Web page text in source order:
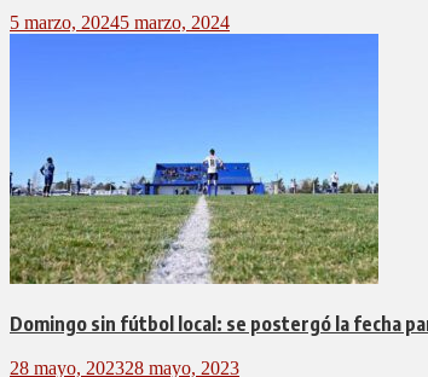
5 marzo, 20245 marzo, 2024
Domingo sin fútbol local: se postergó la fecha
28 mayo, 202328 mayo, 2023